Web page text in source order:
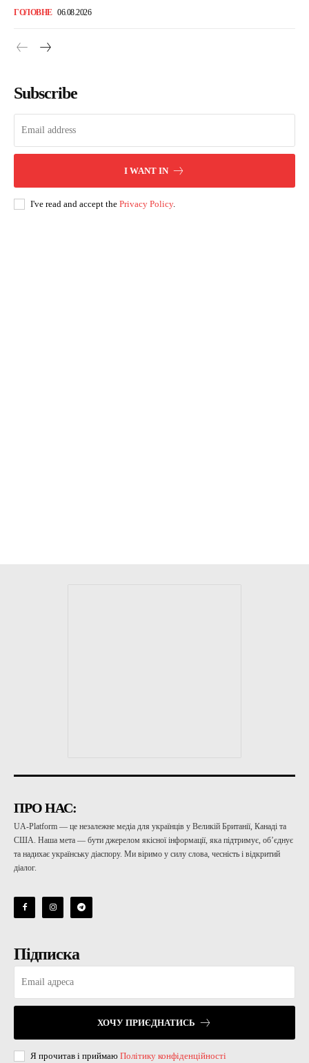
ГОЛОВНЕ 06.08.2026
Subscribe
I WANT IN
I've read and accept the Privacy Policy.
ПРО НАС:
UA-Platform — це незалежне медіа для українців у Великій Британії, Канаді та
США. Наша мета — бути джерелом якісної інформації, яка підтримує, об’єднує
та надихає українську діаспору. Ми віримо у силу слова, чесність і відкритий
діалог.
Підписка
ХОЧУ ПРИЄДНАТИСЬ
Я прочитав і приймаю Політику конфіденційності